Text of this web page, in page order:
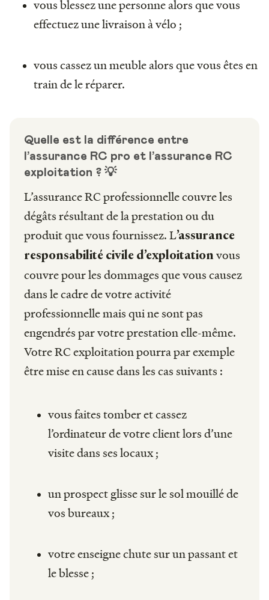
vous blessez une personne alors que vous
effectuez une livraison à vélo ;
vous cassez un meuble alors que vous êtes en
train de le réparer.
Quelle est la différence entre
l’assurance RC pro et l’assurance RC
exploitation ? 💡
L’assurance RC professionnelle couvre les
dégâts résultant de la prestation ou du
produit que vous fournissez. L’assurance
responsabilité civile d’exploitation vous
couvre pour les dommages que vous causez
dans le cadre de votre activité
professionnelle mais qui ne sont pas
engendrés par votre prestation elle-même.
Votre RC exploitation pourra par exemple
être mise en cause dans les cas suivants :
vous faites tomber et cassez
l’ordinateur de votre client lors d’une
visite dans ses locaux ;
un prospect glisse sur le sol mouillé de
vos bureaux ;
votre enseigne chute sur un passant et
le blesse ;